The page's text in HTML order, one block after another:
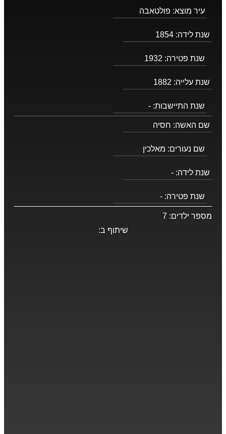
עיר מוצא: פולטאבה
שנת לידה: 1854
שנת פטירה: 1932
שנת עלייה: 1882
שנת התיישבות: -
שם האשה: חסיה
שם נעורים: מאלכין
שנת לידה: -
שנת פטירה: -
מספר ילדים: 7
שיתוף ב: